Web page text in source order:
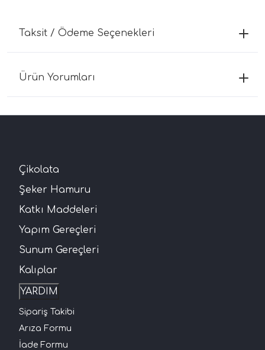
Taksit / Ödeme Seçenekleri
Ürün Yorumları
Çikolata
Şeker Hamuru
Katkı Maddeleri
Yapım Gereçleri
Sunum Gereçleri
Kalıplar
YARDIM
Sipariş Takibi
Arıza Formu
İade Formu